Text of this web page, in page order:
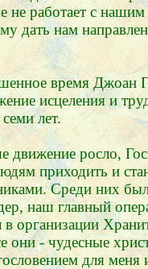
не работает с
дать нам
время Джоан
исцеления и
лет.
движение росло,
приходить и
Среди них
наш главный
организации
они - чудесные
для меня